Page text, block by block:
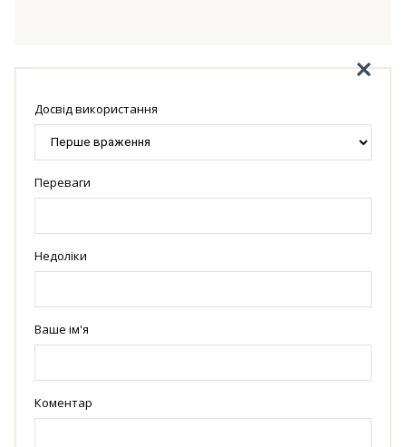
Досвід використання
Переваги
Недоліки
Ваше ім'я
Коментар